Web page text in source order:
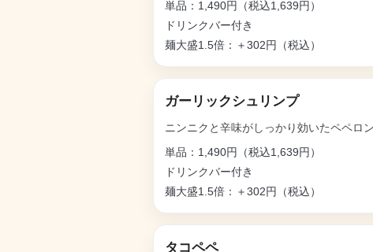
単品：1,490円（税込1,639円）
ドリンクバー付き
麺大盛1.5倍：＋302円（税込）
ガーリックシュリンプ
ニンニクと辛味がしっかり効いたペペロ
単品：1,490円（税込1,639円）
ドリンクバー付き
麺大盛1.5倍：＋302円（税込）
タコペペ